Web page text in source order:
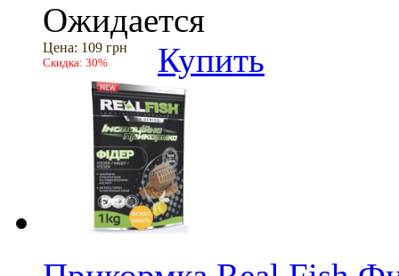
Ожидается
Цена: 109 грн
Скидка: 30% Купить